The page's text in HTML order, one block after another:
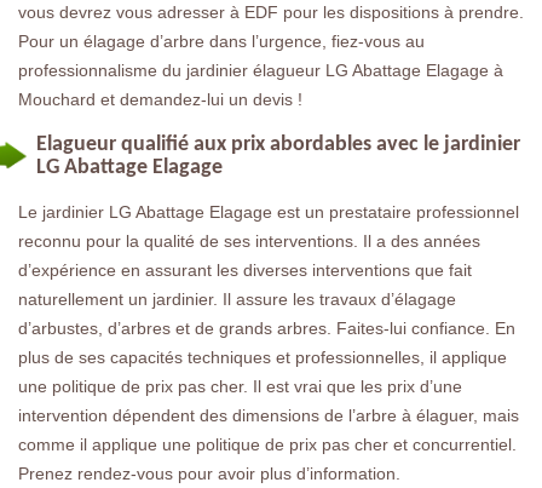
vous devrez vous adresser à EDF pour les dispositions à prendre.
Pour un élagage d’arbre dans l’urgence, fiez-vous au
professionnalisme du jardinier élagueur LG Abattage Elagage à
Mouchard et demandez-lui un devis !
Elagueur qualifié aux prix abordables avec le jardinier
LG Abattage Elagage
Le jardinier LG Abattage Elagage est un prestataire professionnel
reconnu pour la qualité de ses interventions. Il a des années
d’expérience en assurant les diverses interventions que fait
naturellement un jardinier. Il assure les travaux d’élagage
d’arbustes, d’arbres et de grands arbres. Faites-lui confiance. En
plus de ses capacités techniques et professionnelles, il applique
une politique de prix pas cher. Il est vrai que les prix d’une
intervention dépendent des dimensions de l’arbre à élaguer, mais
comme il applique une politique de prix pas cher et concurrentiel.
Prenez rendez-vous pour avoir plus d’information.